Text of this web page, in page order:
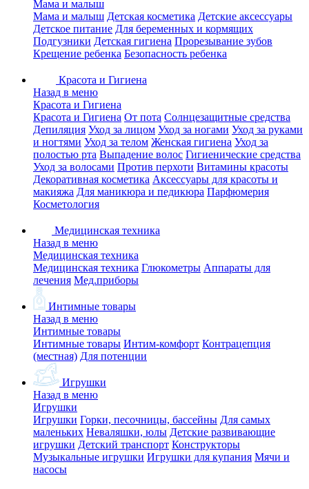
Мама и малыш
Мама и малыш Детская косметика Детские аксессуары
Детское питание Для беременных и кормящих
Подгузники Детская гигиена Прорезывание зубов
Крещение ребенка Безопасность ребенка
Красота и Гигиена
Назад в меню
Красота и Гигиена
Красота и Гигиена От пота Солнцезащитные средства
Депиляция Уход за лицом Уход за ногами Уход за руками
и ногтями Уход за телом Женская гигиена Уход за
полостью рта Выпадение волос Гигиенические средства
Уход за волосами Против перхоти Витамины красоты
Декоративная косметика Аксессуары для красоты и
макияжа Для маникюра и педикюра Парфюмерия
Косметология
Медицинская техника
Назад в меню
Медицинская техника
Медицинская техника Глюкометры Аппараты для
лечения Мед.приборы
Интимные товары
Назад в меню
Интимные товары
Интимные товары Интим-комфорт Контрацепция
(местная) Для потенции
Игрушки
Назад в меню
Игрушки
Игрушки Горки, песочницы, бассейны Для самых
маленьких Неваляшки, юлы Детские развивающие
игрушки Детский транспорт Конструкторы
Музыкальные игрушки Игрушки для купания Мячи и
насосы